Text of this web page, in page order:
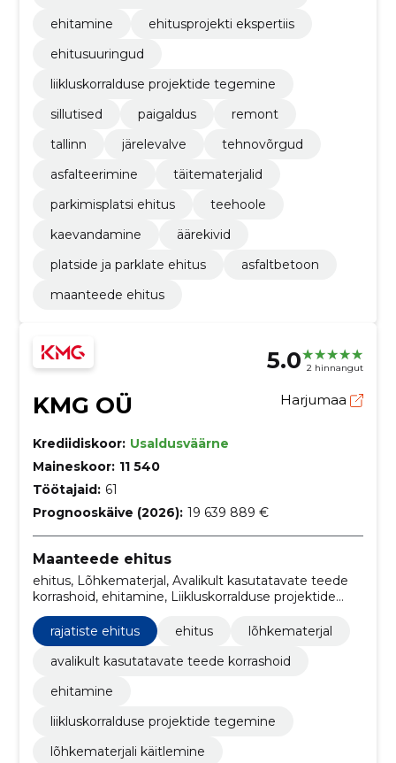
ehitamine
ehitusprojekti ekspertiis
ehitusuuringud
liikluskorralduse projektide tegemine
sillutised
paigaldus
remont
tallinn
järelevalve
tehnovõrgud
asfalteerimine
täitematerjalid
parkimisplatsi ehitus
teehoole
kaevandamine
äärekivid
platside ja parklate ehitus
asfaltbetoon
maanteede ehitus
5.0 2 hinnangut
KMG OÜ Harjumaa
Krediidiskoor: Usaldusväärne
Maineskoor: 11 540
Töötajaid: 61
Prognooskäive (2026): 19 639 889 €
Maanteede ehitus
ehitus, Lõhkematerjal, Avalikult kasutatavate teede
korrashoid, ehitamine, Liikluskorralduse projektide
tegemine, Lõhkematerjali käitlemine, Teede ehitus ja
korrashoid, Lõhketööd, rajatiste ehitus
rajatiste ehitus ehitus
lõhkematerjal
avalikult kasutatavate teede korrashoid
ehitamine
liikluskorralduse projektide tegemine
lõhkematerjali käitlemine